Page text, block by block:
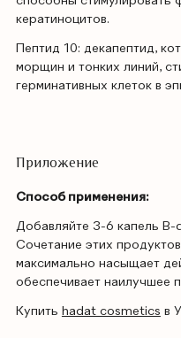
кератиноцитов.
Пептид 10: декапептид,
морщин и тонких линий,
герминативных клеток в
Приложение
Способ применения:
Добавляйте 3-6 капель B-
Сочетание этих
максимально насыщает
обеспечивает наилучшее
Купить hadat cosmetics в